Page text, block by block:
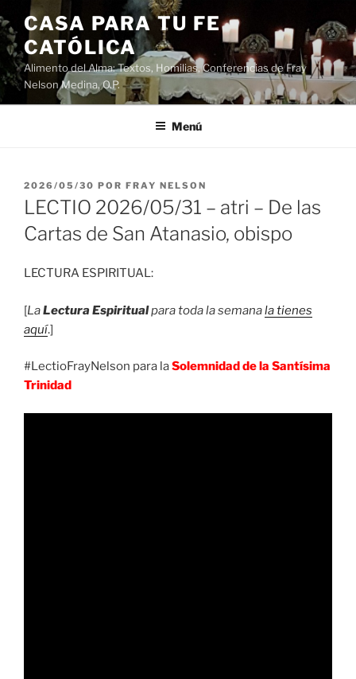
Saltar
al
contenido
CASA PARA TU FE
CATÓLICA
Alimento del Alma: Textos, Homilias, Conferencias de Fray
Nelson Medina, O.P.
Menú
PUBLICADO
EL
2026/05/30 POR FRAY NELSON
LECTIO 2026/05/31 – atri – De las
Cartas de San Atanasio, obispo
LECTURA ESPIRITUAL:
[LaLectura Espiritualpara toda la semanala tienes
aquí.]
#LectioFrayNelson para laSolemnidad de la Santísima
Trinidad